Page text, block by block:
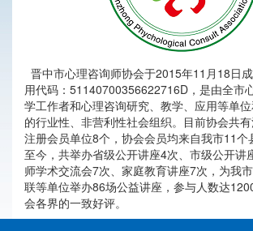
晋中市心理咨询师协会于2015年11月18日
用代码：51140700356622716D，是由全市
学工作者和心理咨询研究、教学、应用等单
的行业性、非营利性社会组织。目前协会共有
注册会员单位8个，协会会员均来自我市11个
至今，共举办省级公开讲座4次、市级公开讲
师学术交流会7次、家庭教育讲座7次，为我
联等单位举办86场公益讲座，参与人数达
会各界的一致好评。